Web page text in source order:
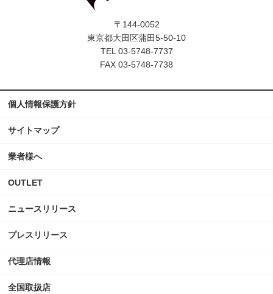
〒144-0052
東京都大田区蒲田5-50-10
TEL 03-5748-7737
FAX 03-5748-7738
ニュースリリース
プレスリリース
代理店情報
全国取扱店
個人情報保護方針
サイトマップ
業者様へ
OUTLET